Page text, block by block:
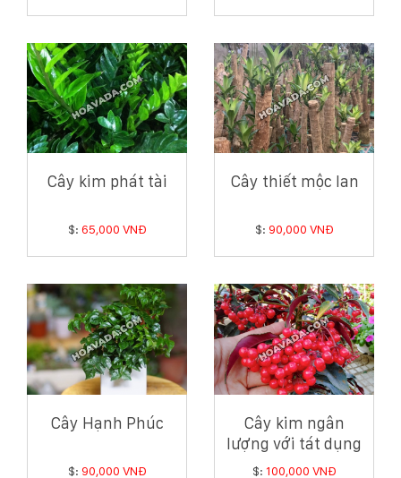
Cây kim phát tài
$: 65,000 VNĐ
Cây thiết mộc lan
$: 90,000 VNĐ
Cây Hạnh Phúc
$: 90,000 VNĐ
Cây kim ngân
lượng với tát dụng
khai vận, chiêu tài
$: 100,000 VNĐ